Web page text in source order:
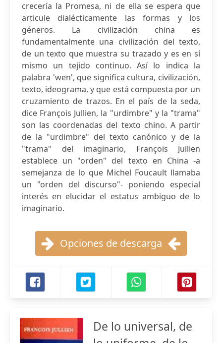
crecería la Promesa, ni de ella se espera que
articule dialécticamente las formas y los
géneros. La civilización china es
fundamentalmente una civilización del texto,
de un texto que muestra su trazado y es en sí
mismo un tejido continuo. Así lo indica la
palabra 'wen', que significa cultura, civilización,
texto, ideograma, y que está compuesta por un
cruzamiento de trazos. En el país de la seda,
dice François Jullien, la "urdimbre" y la "trama"
son las coordenadas del texto chino. A partir
de la "urdimbre" del texto canónico y de la
"trama" del imaginario, François Jullien
establece un "orden" del texto en China -a
semejanza de lo que Michel Foucault llamaba
un "orden del discurso"- poniendo especial
interés en elucidar el estatus ambiguo de lo
imaginario.
Opciones de descarga
De lo universal, de